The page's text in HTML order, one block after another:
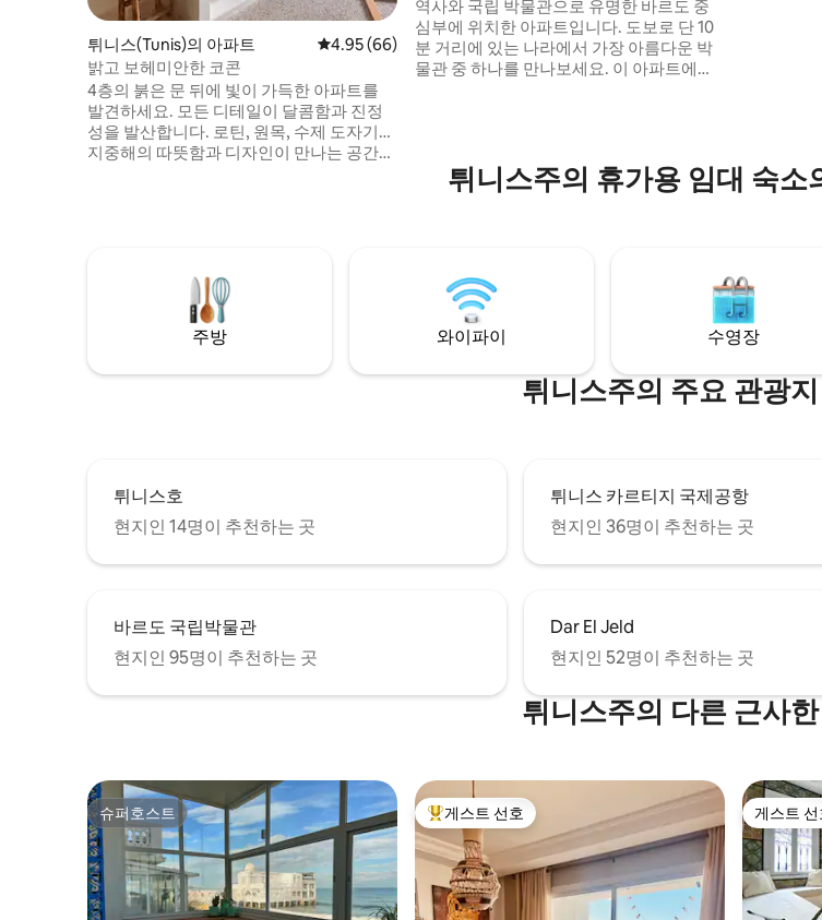
튀니스(Tunis)의 아파트 평점 4.95점(5점 만점), 후기 66개
4.95 (66)
밝고 보헤미안한 코콘
4층의 붉은 문 뒤에 빛이 가득한 아파트를
발견하세요. 모든 디테일이 달콤함과 진정
성을 발산합니다. 로틴, 원목, 수제 도자기…
지중해의 따뜻함과 디자인이 만나는 공간입
영감을 주는 휴가를 보낼 수 있는 시대를 초
월한 장소입니다.
역사와 국립 박물관으로 유명한 바르도 중
심부에 위치한 아파트입니다. 도보로 단 10
분 거리에 있는 나라에서 가장 아름다운 박
물관 중 하나를 만나보세요. 이 아파트에서
에서 불과 15분 거리에 있습니다. 이 아파트
는 현대적인 편의시설을 모두 갖추고 있으
튀니스주의 휴가용 임대 숙소
주방 와이파이 수영장
튀니스주의 주요 관광
튀니스호
현지인 14명이 추천하는 곳
튀니스 카르티지 국제공항
현지인 36명이 추천하는 곳
바르도 국립박물관
현지인 95명이 추천하는 곳
Dar El Jeld
현지인 52명이 추천하는 곳
튀니스주의 다른 근사
슈퍼호스트
슈퍼호스트 상위 게스트 선호
게스트 선호 게스트 선
게스트 선